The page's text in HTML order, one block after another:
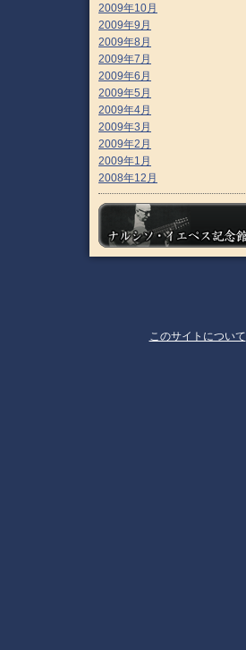
2009年10月
2009年9月
2009年8月
2009年7月
2009年6月
2009年5月
2009年4月
2009年3月
2009年2月
2009年1月
2008年12月
このサイトについて